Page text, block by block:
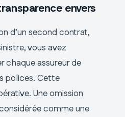
envers
d’un second contrat,
vous avez
chaque assureur de
polices. Cette
Une omission
comme une